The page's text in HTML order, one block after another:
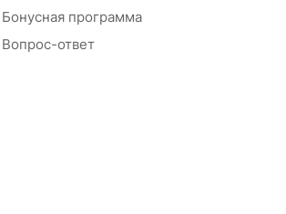
Бонусная программа
Вопрос-ответ